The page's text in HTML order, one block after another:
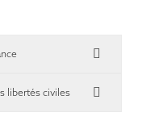
libertés civiles